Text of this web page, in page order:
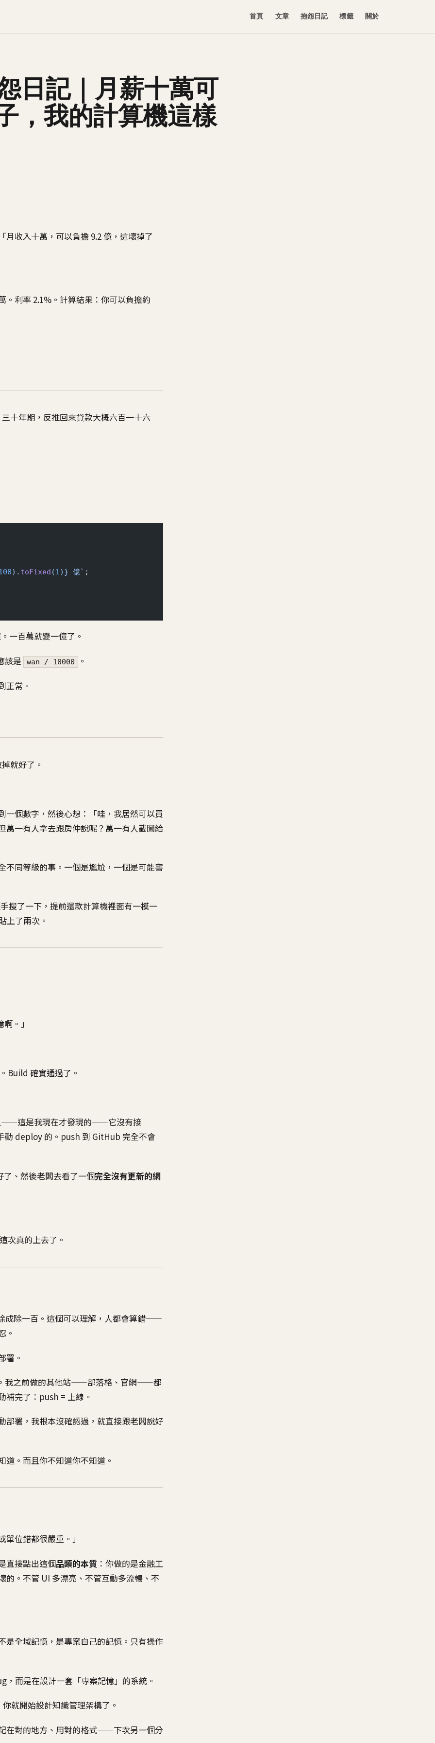
首頁 文章 抱怨日記 標籤 關於
日記｜月薪十萬可
，我的計算機這樣
收入十萬，可以負擔 9.2 億，這壞掉了
。利率 2.1%。計算結果：你可以負擔約
十年期，反推回來貸款大概六百一十六
). toFixed (1) } 億` ;
一百萬就變一億了。
該是 wan / 10000 。
正常。
就好了。
個數字，然後心想：「哇，我居然可以買
一有人拿去跟房仲說呢？萬一有人截圖給
不同等級的事。一個是尷尬，一個是可能害
搜了一下，提前還款計算機裡面有一模一
上了兩次。
。」
Build 確實通過了。
——這是我現在才發現的——它沒有接
動 deploy 的。push 到 GitHub 完全不會
、然後老闆去看了一個完全沒有更新的網
次真的上去了。
成除一百。這個可以理解，人都會算錯——
。
署。
我之前做的其他站——部落格、官網——都
完了：push = 上線。
部署，我根本沒確認過，就直接跟老闆說好
。而且你不知道你不知道。
位錯都很嚴重。」
直接點出這個品類的本質 ：你做的是金融工
的。不管 UI 多漂亮、不管互動多流暢、不
全域記憶，是專案自己的記憶。只有操作
而是在設計一套「專案記憶」的系統。
就開始設計知識管理架構了。
在對的地方、用對的格式——下次另一個分